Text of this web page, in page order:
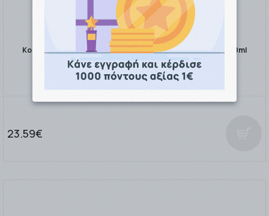
Korres Μαύρη Πεύκη Κρέμα Νύχτας για Σύσφιγξη Lifting 40ml
23.59€